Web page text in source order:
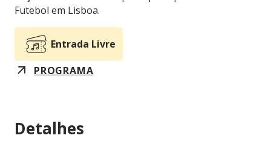
Futebol em Lisboa.
Entrada Livre
PROGRAMA
Detalhes